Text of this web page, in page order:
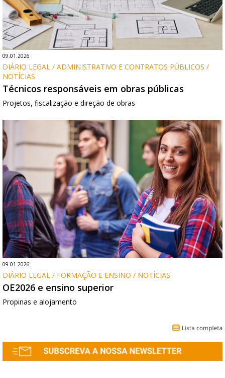
09.01.2026
DIÁRIO LEGAL / ADMINISTRATIVO E CONTRATOS PÚBLICOS /
NOTÍCIAS
Técnicos responsáveis em obras públicas
Projetos, fiscalização e direção de obras
09.01.2026
DIÁRIO LEGAL / FORMAÇÃO E ENSINO / NOTÍCIAS
OE2026 e ensino superior
Propinas e alojamento